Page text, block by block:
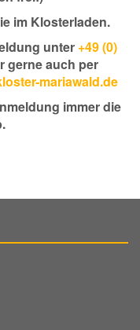
im Klosterladen.
unter +49 (0)
gerne auch per
mariawald.de
immer die